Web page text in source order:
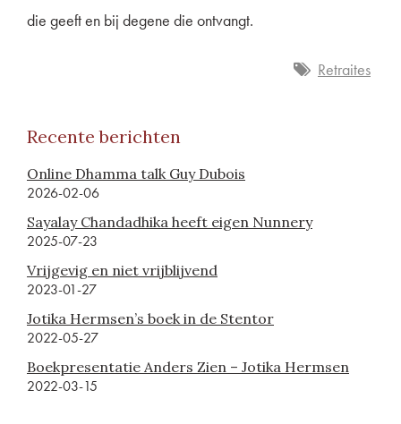
die geeft en bij degene die ontvangt.
Retraites
Recente berichten
Online Dhamma talk Guy Dubois
2026-02-06
Sayalay Chandadhika heeft eigen Nunnery
2025-07-23
Vrijgevig en niet vrijblijvend
2023-01-27
Jotika Hermsen’s boek in de Stentor
2022-05-27
Boekpresentatie Anders Zien – Jotika Hermsen
2022-03-15